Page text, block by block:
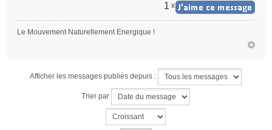
o
n
1 x
Le Mouvement Naturellement Energique !
Afficher les messages publiés depuis :
Trier par